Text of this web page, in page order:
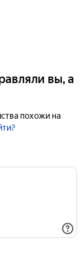
вы, а
похожи на